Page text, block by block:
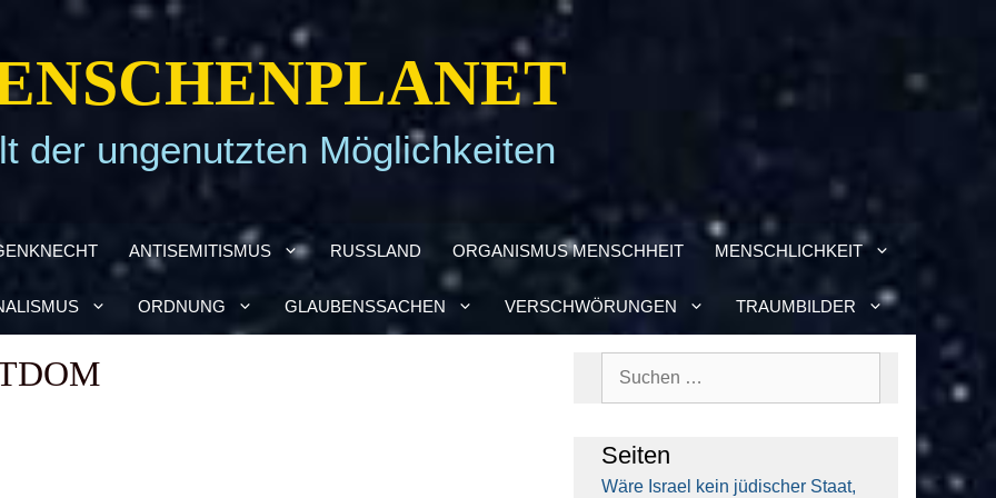
der ungenutzten Möglichkeiten
ANTI­SE­MI­TIS­MUS RUSS­LAND ORGA­NIS­MUS MENSCH­HEIT MENSCH­LICH­KEIT
ORD­NUNG GLAU­BENS­SA­CHEN VER­SCHWÖ­RUN­GEN TRAUM­BIL­DER
Sei­ten
Wäre Isra­el kein jüdi­scher Staat,